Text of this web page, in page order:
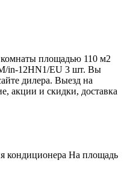
площадью 110 м2
in-12HN1/EU 3 шт. Вы
дилера. Выезд на
акции и скидки, доставка
На площадь